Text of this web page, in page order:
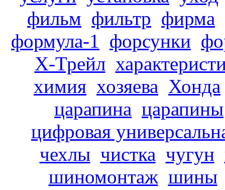
фильм фильтр фирма
формула-1 форсунки
Х-Трейл
химия хозяева Хонда
царапина царапины
цифровая
чехлы чистка чугун
шиномонтаж шины